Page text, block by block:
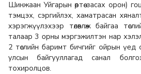
Шинжаан Уйгарын өөртөө засах орон)
тэмцэх, сэргийлэх, хаматрасан
хэрэгжүүлэхээр төлөвлөж байгаа
талаар 3 орны мэргэжилтэн нар
2 төслийн баримт бичгийг ойрын үед
улсын байгууллагад санал
тохиролцов.